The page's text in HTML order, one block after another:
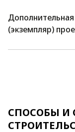
(экземпляр)
СПОСОБЫ И